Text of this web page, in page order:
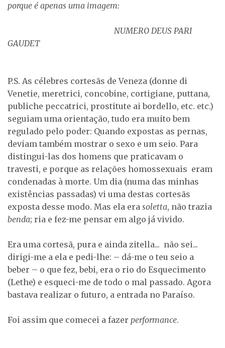
porque é apenas uma imagem:
NUMERO DEUS PARI
GAUDET
P.S. As célebres cortesãs de Veneza (donne di
Venetie, meretrici, concobine, cortigiane, puttana,
publiche peccatrici, prostitute ai bordello, etc. etc.)
seguiam uma orientação, tudo era muito bem
regulado pelo poder: Quando expostas as pernas,
deviam também mostrar o sexo e um seio. Para
distingui-las dos homens que praticavam o
travesti, e porque as relações homossexuais eram
condenadas à morte. Um dia (numa das minhas
existências passadas) vi uma destas cortesãs
exposta desse modo. Mas ela era soletta, não trazia
benda; ria e fez-me pensar em algo já vivido.
Era uma cortesã, pura e ainda zitella... não sei...
dirigi-me a ela e pedi-lhe: – dá-me o teu seio a
beber – o que fez, bebi, era o rio do Esquecimento
(Lethe) e esqueci-me de todo o mal passado. Agora
bastava realizar o futuro, a entrada no Paraíso.
Foi assim que comecei a fazer performance.